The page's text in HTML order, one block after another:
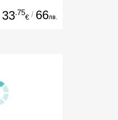
33.75
€ / 66лв.